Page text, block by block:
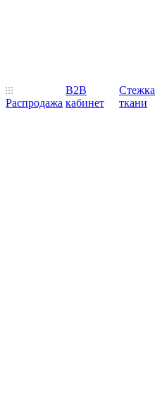
Распродажа
B2B
кабинет
Стежка
ткани